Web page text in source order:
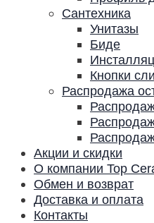
Сантехника
Унитазы
Биде
Кнопки
Распродажа
Акции и скидки
О компании Top
Обмен и возврат
Доставка и оплата
Контакты